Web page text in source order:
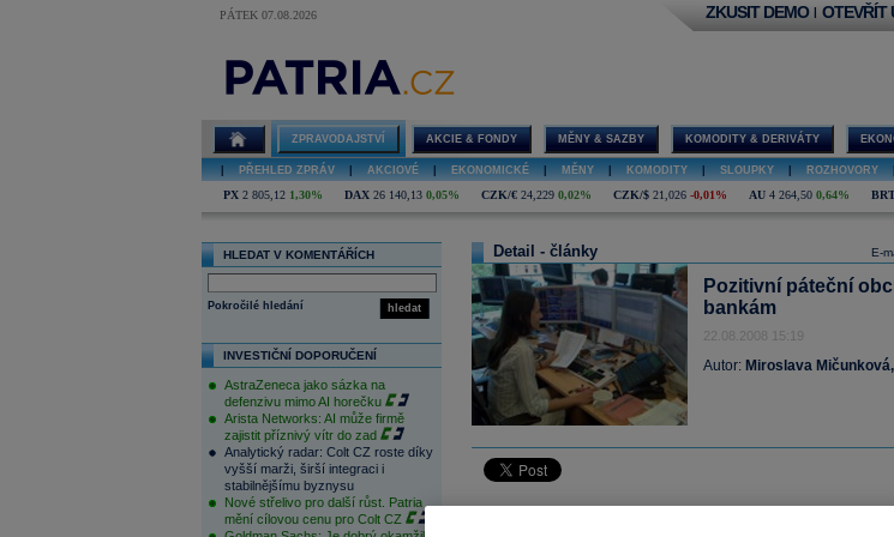
PÁTEK 07.08.2026 ZKUSIT DEMO | OTEVŘÍT
ZPRAVODAJSTVÍ AKCIE & FONDY MĚNY & SAZBY KOMODITY & DERIVÁTY
PŘEHLED ZPRÁV AKCIOVÉ EKONOMICKÉ MĚNY KOMODITY SLOUPKY ROZHOVORY
PX 2 805,12 1,30% DAX 26 140,13 0,05% CZK/€ 24,229 0,02% CZK/$ 21,026 -0,01% AU 4 264,50 0,64%
HLEDAT V KOMENTÁŘÍCH
hledat
Pokročilé hledání
INVESTIČNÍ DOPORUČENÍ
AstraZeneca jako sázka na
defenzivu mimo AI horečku
Arista Networks: AI může firmě
zajistit příznivý vítr do zad
Analytický radar: Colt CZ roste díky
vyšší marži, širší integraci i
stabilnějšímu byznysu
Nové střelivo pro další růst. Patria
mění cílovou cenu pro Colt CZ
E-
Detail - články
Pozitivní páteční
bankám
22.08.2008 15:19
Autor: Miroslava